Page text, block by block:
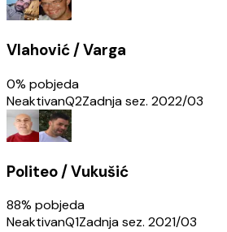
Vlahović / Varga
0% pobjeda
NeaktivanQ2Zadnja sez. 2022/03
Politeo / Vukušić
88% pobjeda
NeaktivanQ1Zadnja sez. 2021/03